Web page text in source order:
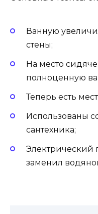
Ванную
стены;
На место
полноценную
Теперь есть
Использованы
сантехника;
Электрический
заменил